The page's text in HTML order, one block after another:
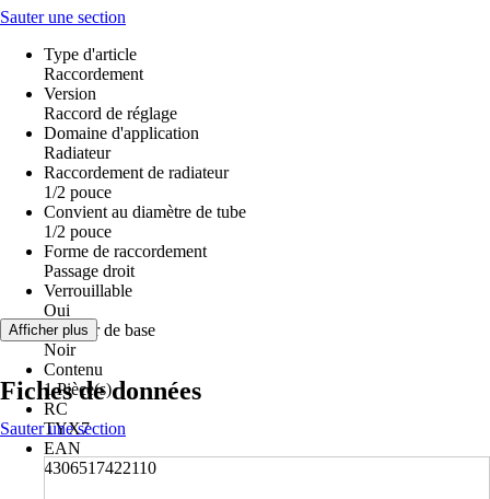
Sauter une section
Type d'article
Raccordement
Version
Raccord de réglage
Domaine d'application
Radiateur
Raccordement de radiateur
1/2 pouce
Convient au diamètre de tube
1/2 pouce
Forme de raccordement
Passage droit
Verrouillable
Oui
Couleur de base
Noir
Contenu
1 Pièce(s)
RC
TYX7
EAN
4306517422110
Afficher plus
Fiches de données
Sauter une section